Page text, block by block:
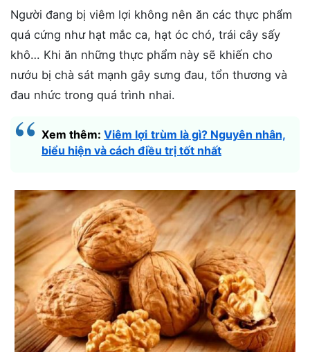
Người đang bị viêm lợi không nên ăn các thực phẩm
quá cứng như hạt mắc ca, hạt óc chó, trái cây sấy
khô… Khi ăn những thực phẩm này sẽ khiến cho
nướu bị chà sát mạnh gây sưng đau, tổn thương và
đau nhức trong quá trình nhai.
Xem thêm:Viêm lợi trùm là gì? Nguyên nhân,
biểu hiện và cách điều trị tốt nhất